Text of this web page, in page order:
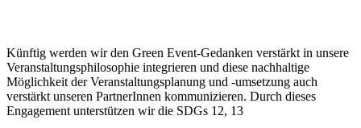
Künftig werden wir den Green Event-Gedanken verstärkt in unsere
Veranstaltungsphilosophie integrieren und diese nachhaltige
Möglichkeit der Veranstaltungsplanung und -umsetzung auch
verstärkt unseren PartnerInnen kommunizieren. Durch dieses
Engagement unterstützen wir die SDGs 12, 13